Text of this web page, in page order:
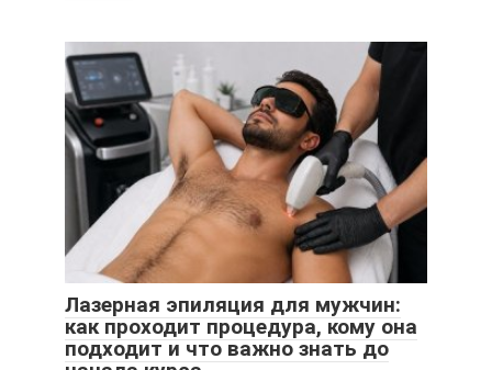
Лазерная эпиляция для мужчин:
как проходит процедура, кому она
подходит и что важно знать до